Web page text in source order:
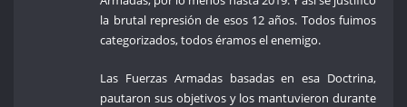
la brutal represión de esos 12 años. Todos fuimos
categorizados, todos éramos el enemigo.
Las Fuerzas Armadas basadas en esa Doctrina,
pautaron sus objetivos y los mantuvieron durante